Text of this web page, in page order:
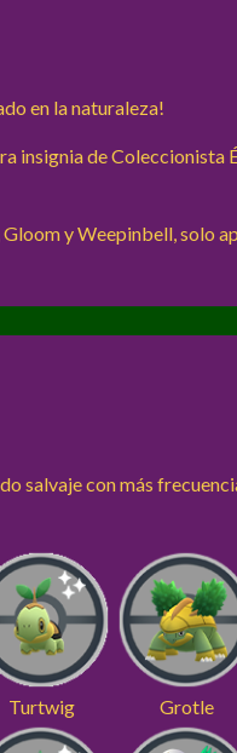
en la naturaleza!
insignia de
y Weepinbell, solo
salvaje con más
Turtwig Grotle